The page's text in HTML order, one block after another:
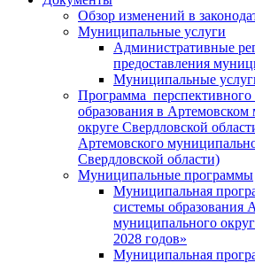
Обзор изменений в
Муниципальные услуги
Административные
предоставления
Муниципальные
Программа перспективного
образования в
округе Свердловской
Артемовского
Свердловской области)
Муниципальные программы
Муниципальная
системы образования
муниципального
2028 годов»
Муниципальная